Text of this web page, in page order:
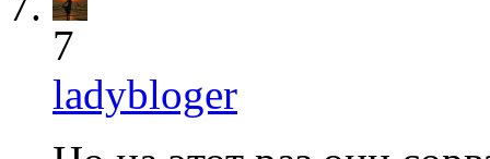
7
ladybloger